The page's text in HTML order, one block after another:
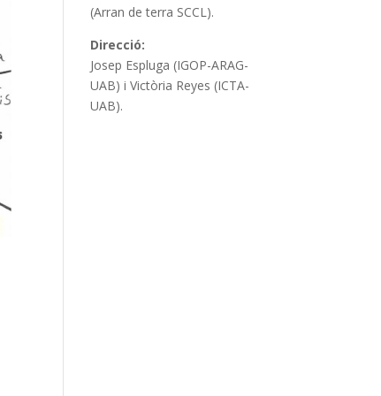
(Arran de terra SCCL).
Direcció:
Josep Espluga (IGOP-ARAG-
UAB) i Victòria Reyes (ICTA-
UAB).